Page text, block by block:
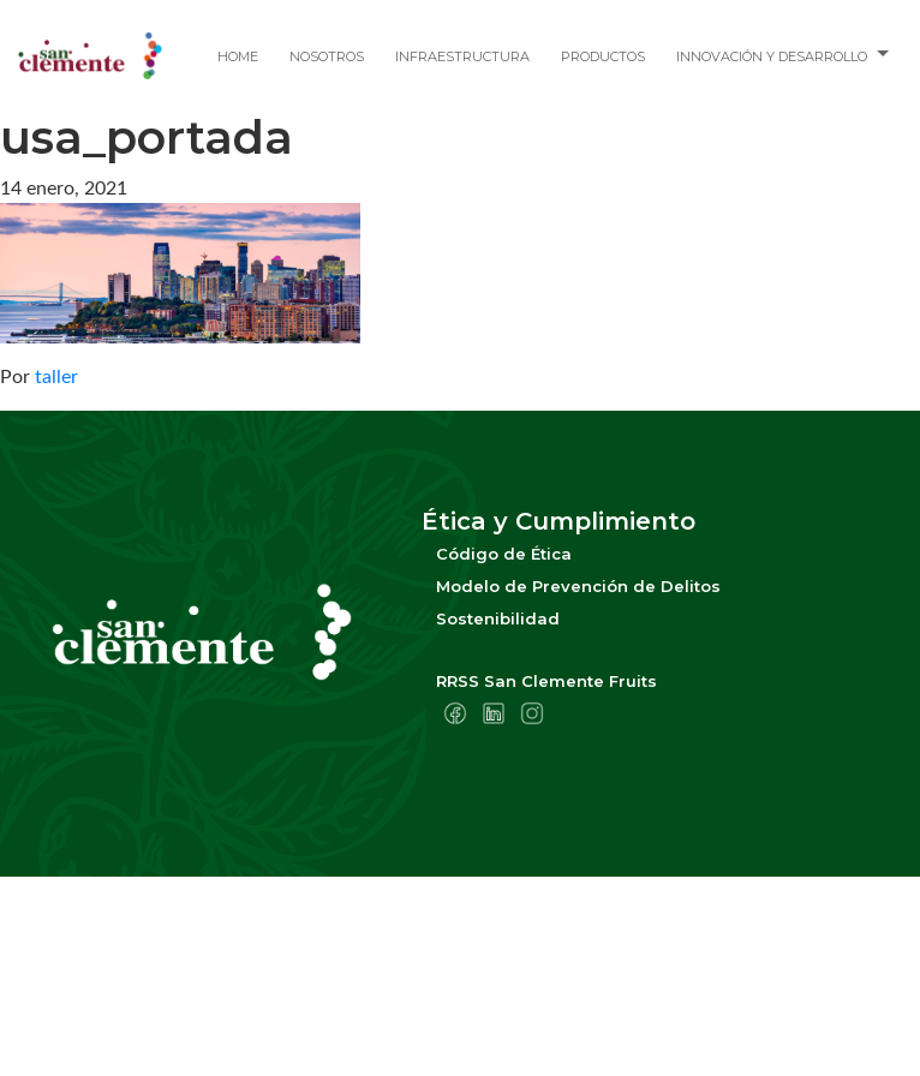
HOME NOSOTROS INFRAESTRUCTURA PRODUCTOS INNOVACIÓN Y DESARROLLO
usa_portada
14 enero, 2021
Por taller
Ética y Cumplimiento
Código de Ética
Modelo de Prevención de Delitos
Sostenibilidad
RRSS San Clemente Fruits